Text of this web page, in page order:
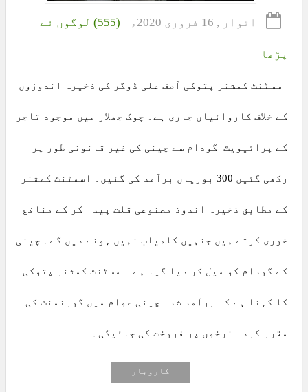
اتوار , 16 فروری 2020ء (555) لوگوں نے
پڑھا
اسسٹنٹ کمشنر پتوکی آصف علی ڈوگر کی ذخیرہ اندوزوں
کے خلاف کاروائیاں جاری ہے۔ چوک جھلار میں موجود تاجر
کے پرائیویٹ گودام سے چینی کی غیر قانونی طور پر
رکھی گئیں 300 بوریاں برآمد کی گئیں۔ اسسٹنٹ کمشنر
کے مطابق ذخیرہ اندوذ مصنوعی قلت پیدا کر کے منافع
خوری کرتے ہیں جنہیں کامیاب نہیں ہونے دیں گے۔ چینی
کے گودام کو سیل کر دیا گیا ہے اسسٹنٹ کمشنر پتوکی
کا کہنا ہے کہ برآمد شدہ چینی عوام میں گورنمنٹ کی
مقرر کردہ نرخوں پر فروخت کی جائیگی۔
کاروبار